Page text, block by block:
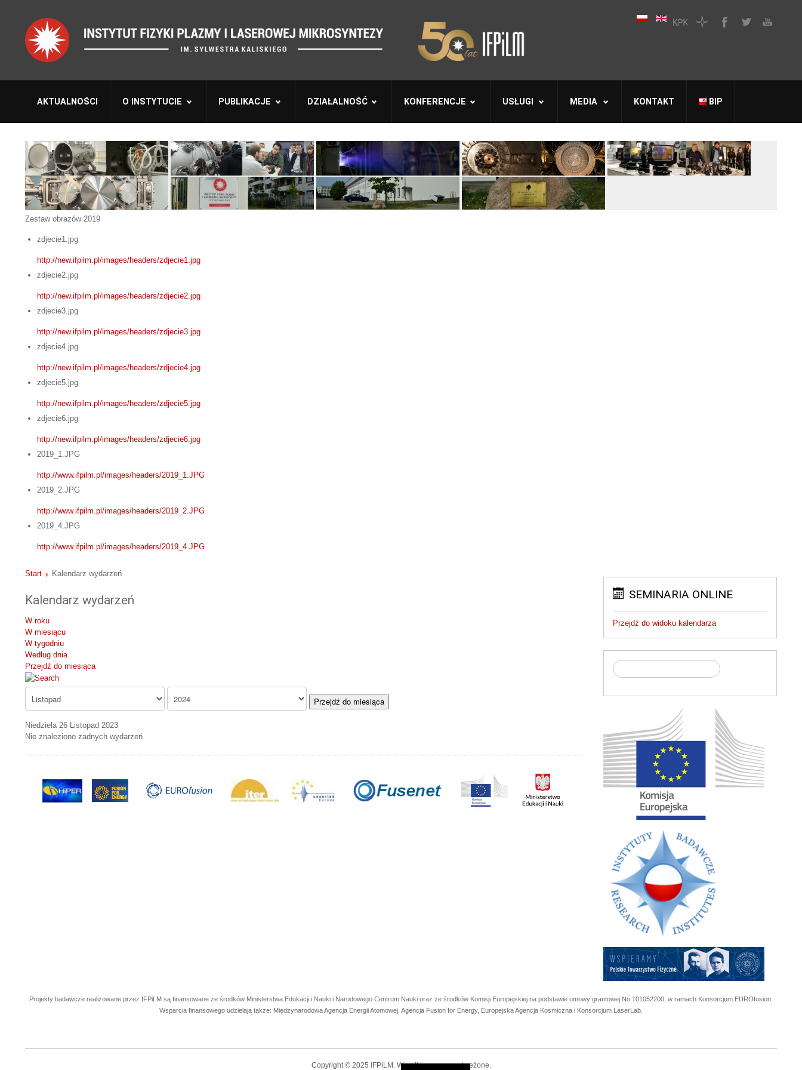
AKTUALNOŚCI O INSTYTUCIE PUBLIKACJE DZIAŁALNOŚĆ KONFERENCJE USŁUGI MEDIA KONTAKT BIP
Zestaw obrazów 2019
zdjecie1.jpg
http://new.ifpilm.pl/images/headers/zdjecie1.jpg
zdjecie2.jpg
http://new.ifpilm.pl/images/headers/zdjecie2.jpg
zdjecie3.jpg
http://new.ifpilm.pl/images/headers/zdjecie3.jpg
zdjecie4.jpg
http://new.ifpilm.pl/images/headers/zdjecie4.jpg
zdjecie5.jpg
http://new.ifpilm.pl/images/headers/zdjecie5.jpg
zdjecie6.jpg
http://new.ifpilm.pl/images/headers/zdjecie6.jpg
2019_1.JPG
http://www.ifpilm.pl/images/headers/2019_1.JPG
2019_2.JPG
http://www.ifpilm.pl/images/headers/2019_2.JPG
2019_4.JPG
http://www.ifpilm.pl/images/headers/2019_4.JPG
Start Kalendarz wydarzeń
Kalendarz wydarzeń
W roku
W miesiącu
W tygodniu
Według dnia
Przejdź do miesiąca
Przejdź do miesiąca
Niedziela 26 Listopad 2023
Nie znaleziono żadnych wydarzeń
SEMINARIA ONLINE
Przejdź do widoku kalendarza
Projekty badawcze realizowane przez IFPiLM są finansowane ze środków Ministerstwa Edukacji i Nauki i Narodowego Centrum Nauki oraz ze środków Komisji Europejskiej na podstawie umowy grantowej No 101052200, w ramach Konsorcjum EUROfusion.
Wsparcia finansowego udzielają także: Międzynarodowa Agencja Energii Atomowej, Agencja Fusion for Energy, Europejska Agencja Kosmiczna i Konsorcjum LaserLab.
Copyright © 2025 IFPiLM. Wszelkie prawa zastrzeżone.